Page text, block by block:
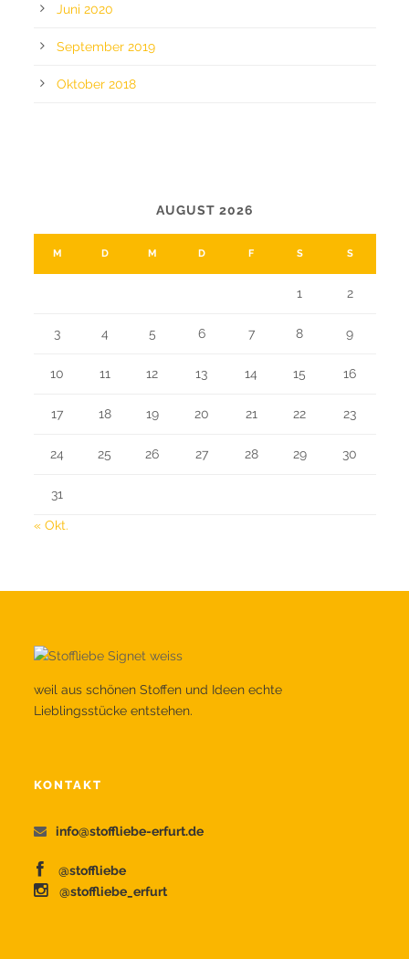
Juni 2020
September 2019
Oktober 2018
AUGUST 2026
M D M D F S S
1 2
3 4 5 6 7 8 9
10 11 12 13 14 15 16
17 18 19 20 21 22 23
24 25 26 27 28 29 30
31
« Okt.
weil aus schönen Stoffen und Ideen echte
Lieblingsstücke entstehen.
KONTAKT
info@stoffliebe-erfurt.de
@stoffliebe
@stoffliebe_erfurt